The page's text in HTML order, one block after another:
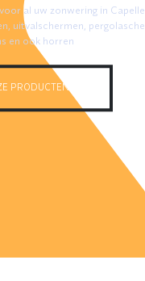
al uw zonwering in
uitvalschermen,
en ook horren
PRODUCTEN